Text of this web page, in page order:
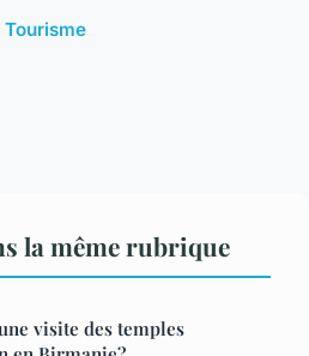
la même rubrique
visite des temples